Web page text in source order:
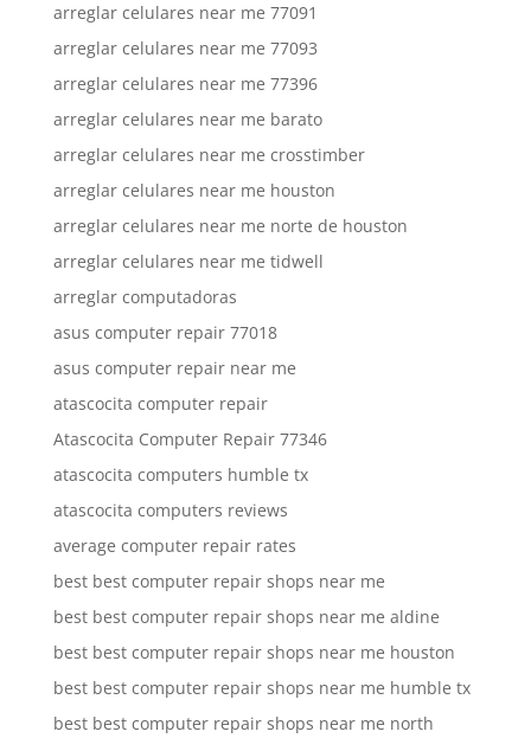
arreglar celulares near me 77091
arreglar celulares near me 77093
arreglar celulares near me 77396
arreglar celulares near me barato
arreglar celulares near me crosstimber
arreglar celulares near me houston
arreglar celulares near me norte de houston
arreglar celulares near me tidwell
arreglar computadoras
asus computer repair 77018
asus computer repair near me
atascocita computer repair
Atascocita Computer Repair 77346
atascocita computers humble tx
atascocita computers reviews
average computer repair rates
best best computer repair shops near me
best best computer repair shops near me aldine
best best computer repair shops near me houston
best best computer repair shops near me humble tx
best best computer repair shops near me north